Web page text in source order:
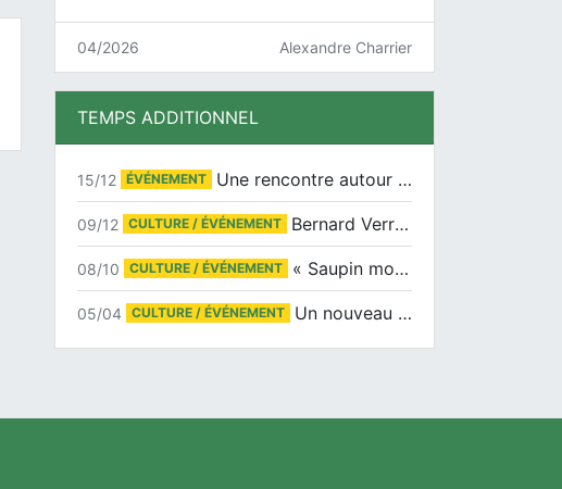
04/2026 Alexandre Charrier
TEMPS ADDITIONNEL
15/12 ÉVÉNEMENT Une rencontre autour de Jean-Claude Suaudeau
09/12 CULTURE / ÉVÉNEMENT Bernard Verret en dédicaces le samedi 13 décembre à l’Espace Culturel Atlantis
08/10 CULTURE / ÉVÉNEMENT « Saupin mon amour » au salon du livre de Trentemoult
05/04 CULTURE / ÉVÉNEMENT Un nouveau tirage pour le Docu-BD